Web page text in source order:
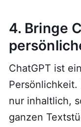
4. Bringe
ChatGPT ist
nur inhaltlich,
ganzen